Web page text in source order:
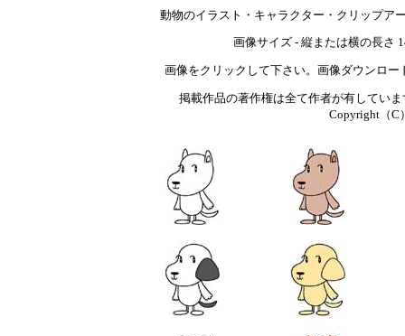
動物のイラスト・キャラクター・クリップア
画像サイズ - 縦または横の長さ
画像をクリックして下さい。画像ダウンロー
掲載作品の著作権は全て作者が有してい
Copyright（C